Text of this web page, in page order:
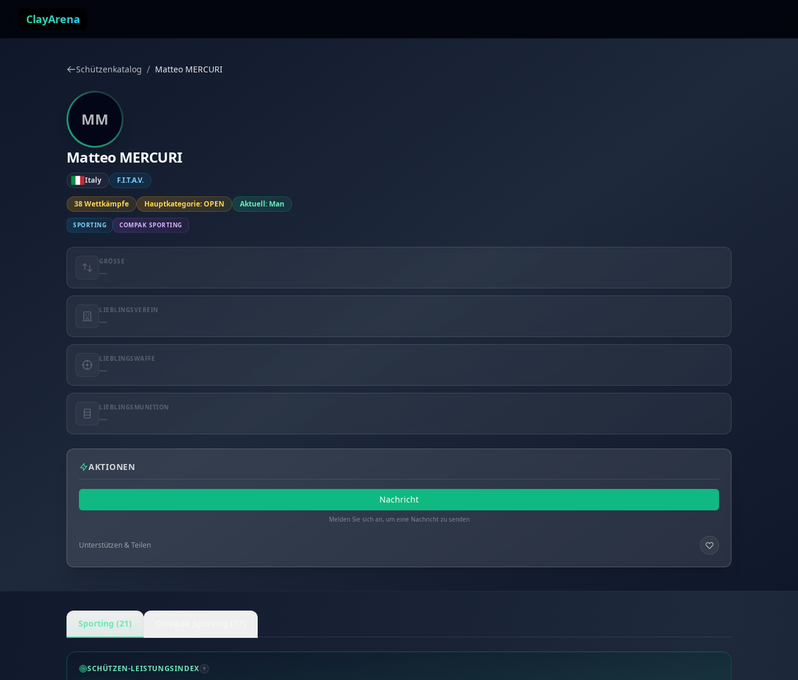
ClayArena
Schützenkatalog / Matteo MERCURI
MM
Matteo MERCURI
Italy F.I.T.A.V.
38 Wettkämpfe Hauptkategorie: OPEN Aktuell: Man
SPORTING COMPAK SPORTING
GRÖSSE
—
LIEBLINGSVEREIN
—
LIEBLINGSWAFFE
—
LIEBLINGSMUNITION
—
AKTIONEN
Nachricht
Melden Sie sich an, um eine Nachricht zu senden
Unterstützen & Teilen
Sporting (21)
SCHÜTZEN-LEISTUNGSINDEX